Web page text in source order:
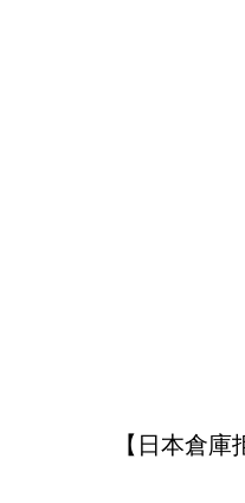
【日本倉